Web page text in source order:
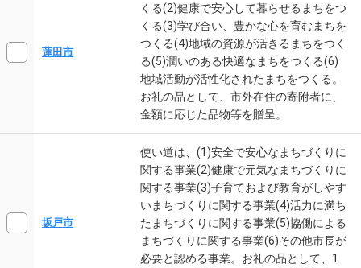
蓮田市
くる(2)健康で安心して暮らせるまちをつ
くる(3)学び合い、豊かな心を育むまちを
つくる(4)地域の資源が活きるまちをつく
る(5)潤いのある快適なまちをつくる(6)
地域活動が活性化されたまちをつくる。
お礼の品として、市外在住の寄附者に、
金額に応じた品物等を贈呈。
坂戸市
使い道は、(1)安全で安心なまちづくりに
関する事業(2)健康で元気なまちづくりに
関する事業(3)子育ておよび教育がしやす
いまちづくりに関する事業(4)活力に満ち
たまちづくりに関する事業(5)協働による
まちづくりに関する事業(6)その他市長が
必要と認める事業。お礼の品として、1